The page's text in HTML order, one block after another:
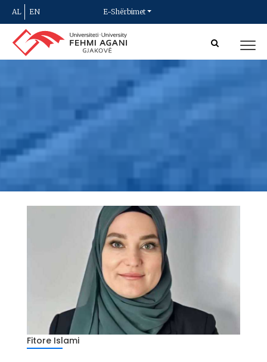
AL EN E-Shërbimet
Fitore Islami